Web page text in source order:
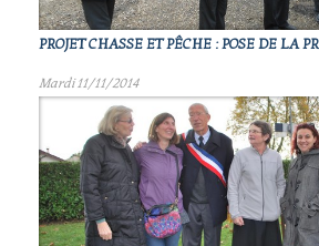
PROJET CHASSE ET PÊCHE : POSE DE LA
Mardi 11/11/2014